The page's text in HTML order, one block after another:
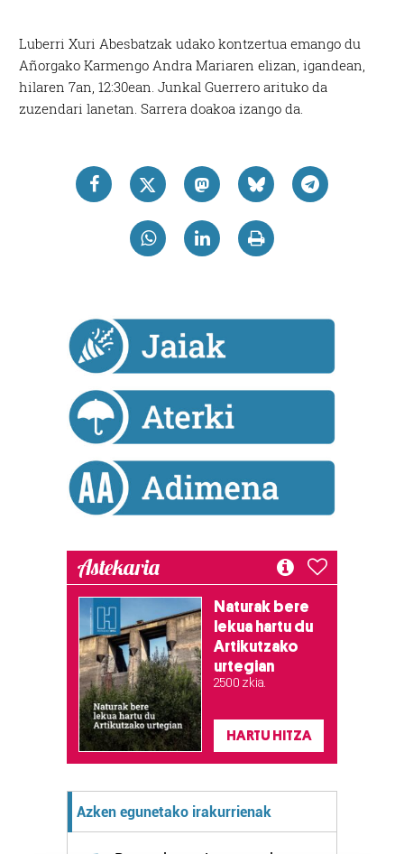
Luberri Xuri Abesbatzak udako kontzertua emango du
Añorgako Karmengo Andra Mariaren elizan, igandean,
hilaren 7an, 12:30ean. Junkal Guerrero arituko da
zuzendari lanetan. Sarrera doakoa izango da.
Astekaria
Naturak bere
lekua hartu du
Artikutzako
urtegian
2.500 zkia.
HARTU HITZA
Azken egunetako irakurrienak